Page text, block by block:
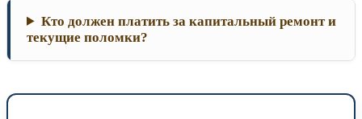
Кто должен платить за капитальный ремонт и
текущие поломки?